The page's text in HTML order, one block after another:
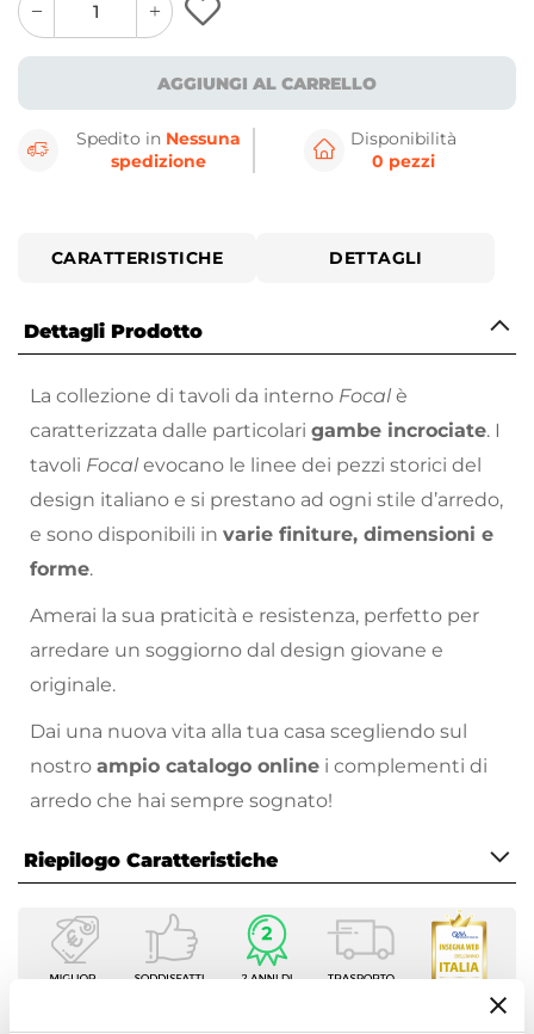
quantity
button
quantity
minus
button
AGGIUNGI AL CARRELLO
Spedito in Nessuna
spedizione
Disponibilità
0 pezzi
CARATTERISTICHE DETTAGLI
Dettagli Prodotto
La collezione di tavoli da interno Focal è
caratterizzata dalle particolari gambe incrociate. I
tavoli Focal evocano le linee dei pezzi storici del
design italiano e si prestano ad ogni stile d’arredo,
e sono disponibili in varie finiture, dimensioni e
forme.
Amerai la sua praticità e resistenza, perfetto per
arredare un soggiorno dal design giovane e
originale.
Dai una nuova vita alla tua casa scegliendo sul
nostro ampio catalogo online i complementi di
arredo che hai sempre sognato!
Riepilogo Caratteristiche
Caratteristiche
Serie
Focal